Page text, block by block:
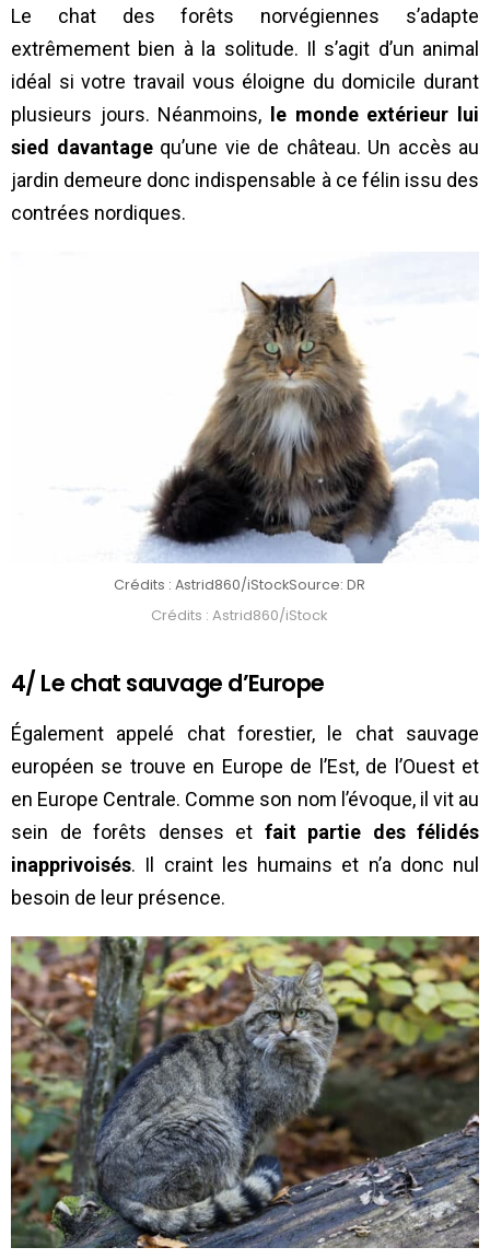
Le chat des forêts norvégiennes s’adapte
extrêmement bien à la solitude. Il s’agit d’un animal
idéal si votre travail vous éloigne du domicile durant
plusieurs jours. Néanmoins, le monde extérieur lui
sied davantagequ’une vie de château. Un accès au
jardin demeure donc indispensable à ce félin issu des
contrées nordiques.
Crédits : Astrid860/iStockSource: DR
Crédits : Astrid860/iStock
4/ Le chat sauvage d’Europe
Également appelé chat forestier, le chat sauvage
européen se trouve en Europe de l’Est, de l’Ouest et
en Europe Centrale. Comme son nom l’évoque, il vit au
sein de forêts denses et faitpartie des félidés
inapprivoisés. Il craint les humains et n’a donc nul
besoin de leur présence.